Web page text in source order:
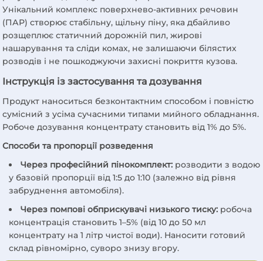
Унікальний комплекс поверхнево-активних речовин
(ПАР) створює стабільну, щільну піну, яка дбайливо
розщеплює статичний дорожній пил, жирові
нашарування та сліди комах, не залишаючи білястих
розводів і не пошкоджуючи захисні покриття кузова.
Інструкція із застосування та дозування
Продукт наноситься безконтактним способом і повністю
сумісний з усіма сучасними типами мийного обладнання.
Робоче дозування концентрату становить від 1% до 5%.
Способи та пропорції розведення
Через професійний пінокомплект:розводити з водою
у базовій пропорції від 1:5 до 1:10 (залежно від рівня
забруднення автомобіля).
Через помпові обприскувачі низького тиску:робоча
концентрація становить 1–5% (від 10 до 50 мл
концентрату на 1 літр чистої води). Наносити готовий
склад рівномірно, суворо знизу вгору.